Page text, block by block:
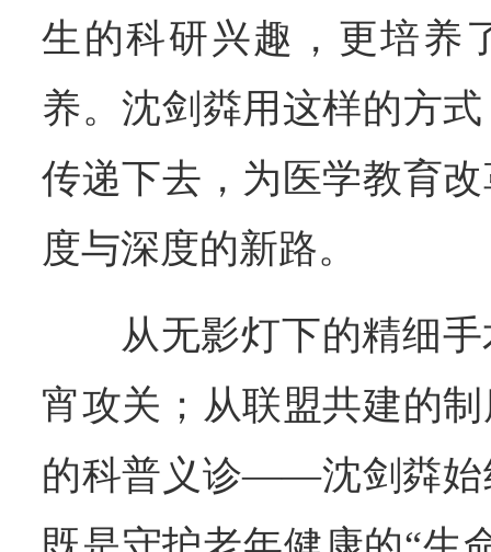
生的科研兴趣，更培养
养。沈剑粦用这样的方
传递下去，为医学教育
度与深度的新路。
从无影灯下的精细
宵攻关；从联盟共建的
的科普义诊——沈剑粦始